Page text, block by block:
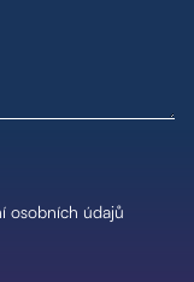
osobních údajů